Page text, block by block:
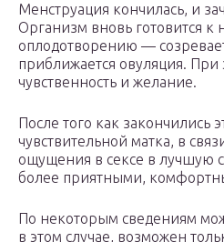
Менструация кончилась, и
Организм вновь готовится к
оплодотворению —
приближается овуляция. При
чувственность и желание.
После того как закончились
чувствительной матка, в
ощущения в сексе в лучшую
более приятными,
По некоторым сведениям
в этом случае, возможен